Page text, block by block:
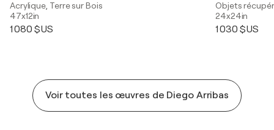
Acrylique, Terre sur Bois
47x12in
1 080 $US
Objets
24x24in
1 030 $US
Voir toutes les œuvres de Diego Arribas